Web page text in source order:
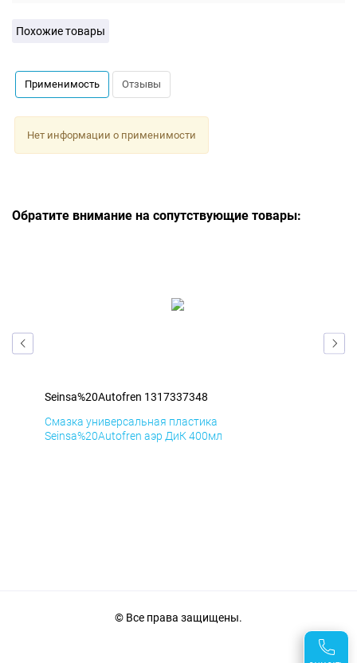
Похожие товары
Применимость Отзывы
Нет информации о применимости
Обратите внимание на сопутствующие товары:
Seinsa%20Autofren 1317337348
Смазка универсальная пластика
Seinsa%20Autofren аэр ДиК 400мл
© Все права защищены.